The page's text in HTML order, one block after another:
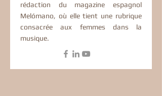
rédaction du magazine espagnol
Melómano, où elle tient une rubrique
consacrée aux femmes dans la
musique.